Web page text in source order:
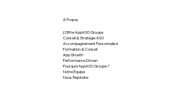
À Propos
L'Offre AppASO Groupe
Conseil & Stratégie ASO
Accompagnement Personnalisé
Formation & Conseil
App Growth
Performance Driven
Pourquoi AppASO Groupe ?
Notre Équipe
Nous Rejoindre